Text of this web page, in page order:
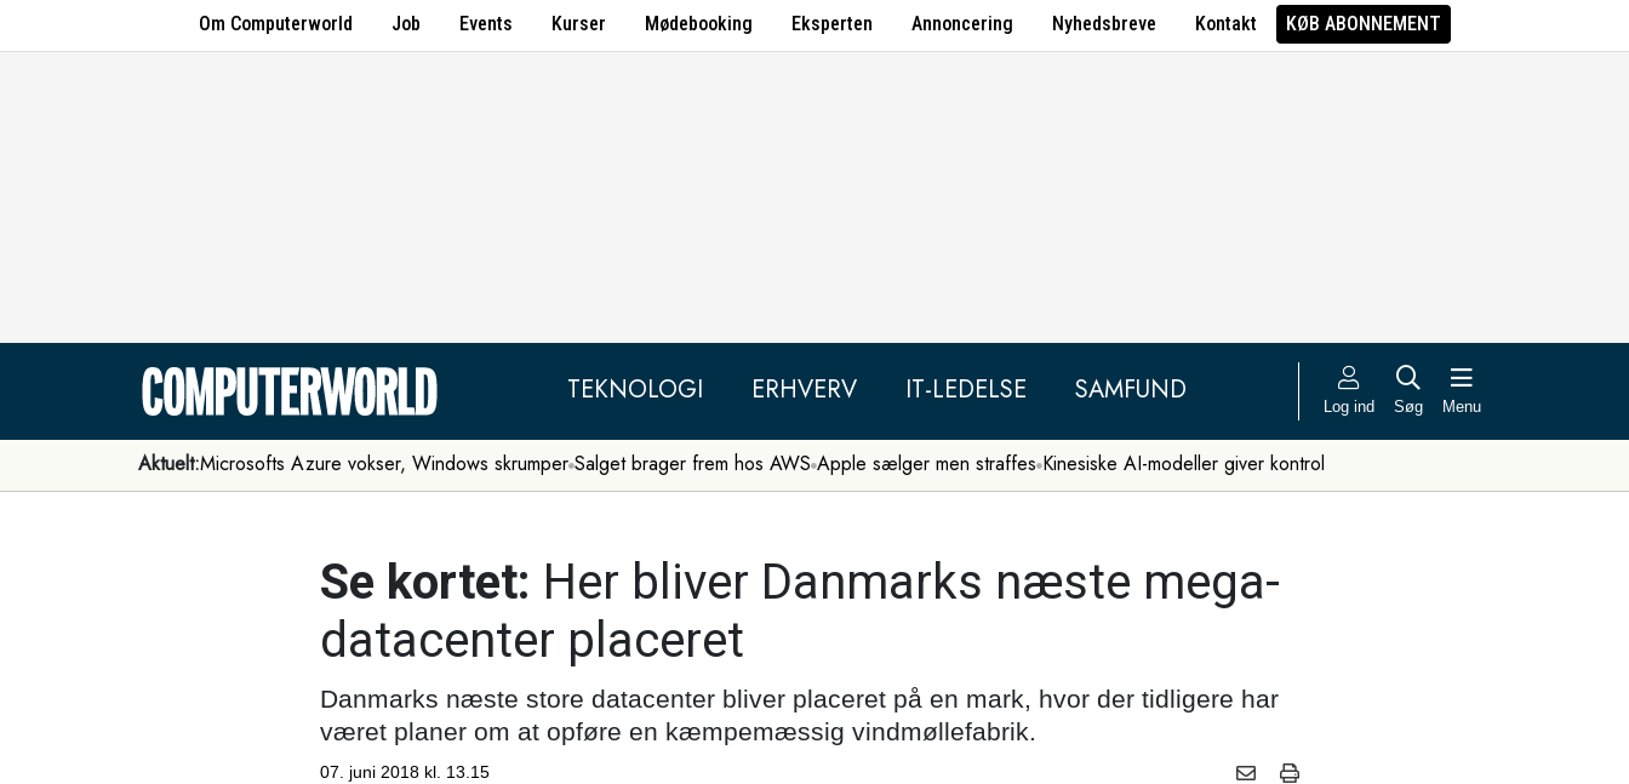
Om Computerworld Job Events Kurser Mødebooking Eksperten Annoncering Nyhedsbreve Kontakt KØB ABONNEMENT
TEKNOLOGI ERHVERV IT-LEDELSE SAMFUND Log ind Søg Menu
Aktuelt:Microsofts Azure vokser, Windows skrumper Salget brager frem hos AWS Apple sælger men straffes Kinesiske AI-modeller giver kontrol
Se kortet: Her bliver Danmarks næste mega-
datacenter placeret
Danmarks næste store datacenter bliver placeret på en mark, hvor der tidligere har
været planer om at opføre en kæmpemæssig vindmøllefabrik.
07. juni 2018 kl. 13.15